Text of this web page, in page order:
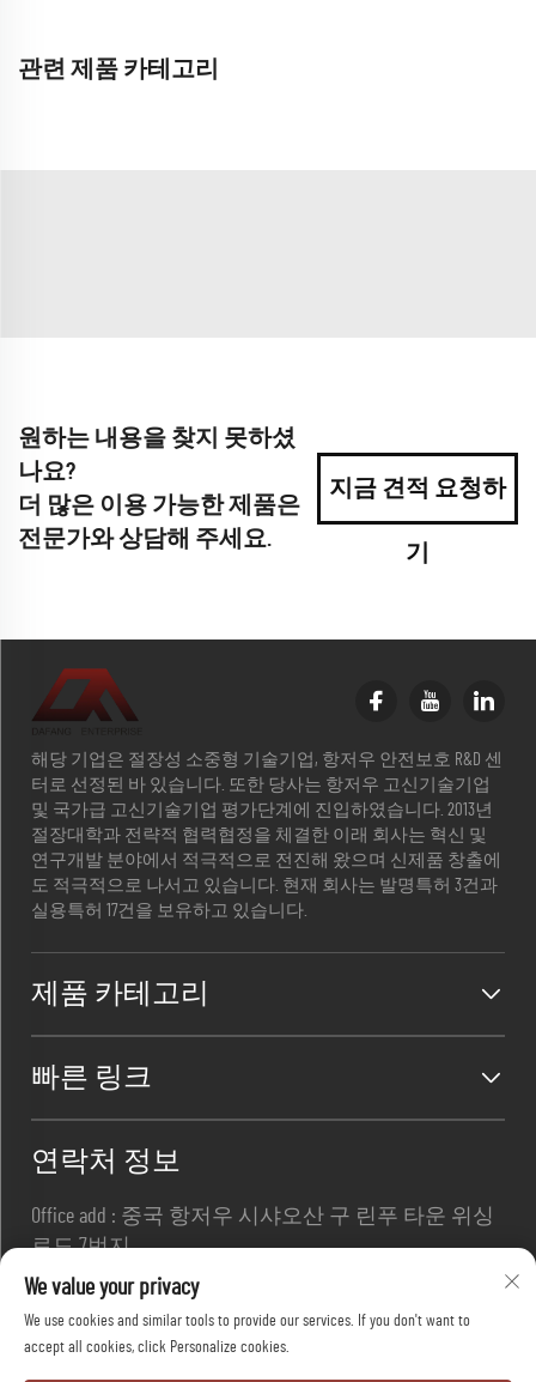
관련 제품 카테고리
원하는 내용을 찾지 못하셨
나요?
더 많은 이용 가능한 제품은
전문가와 상담해 주세요.
지금 견적 요청하
기
해당 기업은 절장성 소중형 기술기업, 항저우 안전보호 R&D 센
터로 선정된 바 있습니다. 또한 당사는 항저우 고신기술기업
및 국가급 고신기술기업 평가단계에 진입하였습니다. 2013년
절장대학과 전략적 협력협정을 체결한 이래 회사는 혁신 및
연구개발 분야에서 적극적으로 전진해 왔으며 신제품 창출에
도 적극적으로 나서고 있습니다. 현재 회사는 발명특허 3건과
실용특허 17건을 보유하고 있습니다.
제품 카테고리
빠른 링크
연락처 정보
Office add : 중국 항저우 시샤오산 구 린푸 타운 위싱
로드 7번지
이메일 :[email protected]
전화번호 :
+86-13967169961
We value your privacy
We use cookies and similar tools to provide our services. If you don't want to
accept all cookies, click Personalize cookies.